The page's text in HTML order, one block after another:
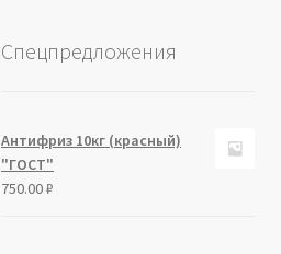
Спецпредложения
Антифриз 10кг (красный)
"ГОСТ"
750.00₽